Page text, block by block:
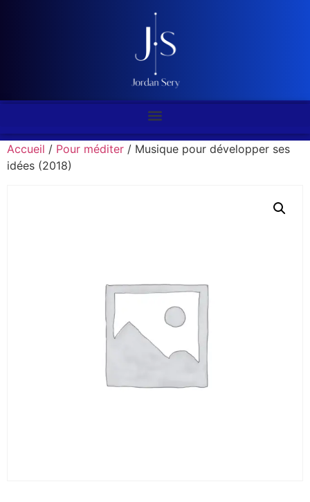
Accueil / Pour méditer / Musique pour développer ses
idées (2018)